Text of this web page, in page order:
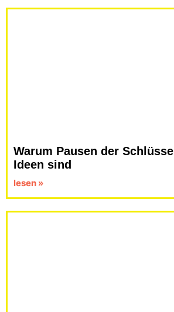
Warum Pausen der
Ideen sind​
lesen »